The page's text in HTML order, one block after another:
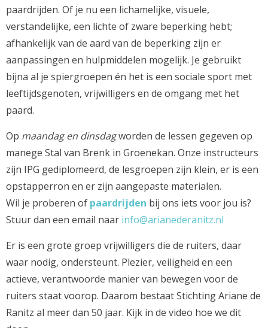
paardrijden. Of je nu een lichamelijke, visuele,
verstandelijke, een lichte of zware beperking hebt;
afhankelijk van de aard van de beperking zijn er
aanpassingen en hulpmiddelen mogelijk. Je gebruikt
bijna al je spiergroepen én het is een sociale sport met
leeftijdsgenoten, vrijwilligers en de omgang met het
paard.
Op maandag en dinsdagworden de lessen gegeven op
manege Stal van Brenk in Groenekan. Onze instructeurs
zijn IPG gediplomeerd, de lesgroepen zijn klein, er is een
opstapperron en er zijn aangepaste materialen.
Wil je proberen of paardrijden bij ons iets voor jou is?
Stuur dan een email naar info@arianederanitz.nl
Er is een grote groep vrijwilligers die de ruiters, daar
waar nodig, ondersteunt. Plezier, veiligheid en een
actieve, verantwoorde manier van bewegen voor de
ruiters staat voorop. Daarom bestaat Stichting Ariane de
Ranitz al meer dan 50 jaar. Kijk in de video hoe we dit